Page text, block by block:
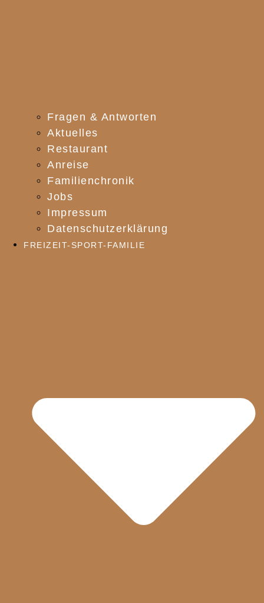
Fragen & Antworten
Aktuelles
Restaurant
Anreise
Familienchronik
Jobs
Impressum
Datenschutzerklärung
FREIZEIT-SPORT-FAMILIE